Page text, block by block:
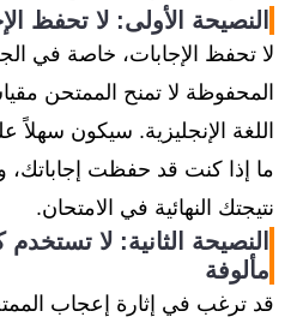
النصيحة الأولى: لا تحفظ
لا تحفظ الإجابات، خاصة في
المحفوظة لا تمنح الممتحن
اللغة الإنجليزية. سيكون
ما إذا كنت قد حفظت إجاباتك،
نتيجتك النهائية في الامتحان.
النصيحة الثانية: لا
مألوفة
قد ترغب في إثارة إعجاب